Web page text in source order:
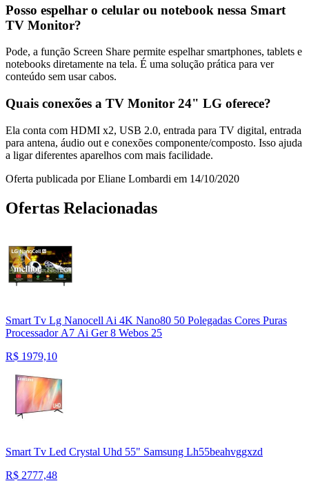
Posso espelhar o celular ou notebook nessa Smart
TV Monitor?
Pode, a função Screen Share permite espelhar smartphones, tablets e
notebooks diretamente na tela. É uma solução prática para ver
conteúdo sem usar cabos.
Quais conexões a TV Monitor 24" LG oferece?
Ela conta com HDMI x2, USB 2.0, entrada para TV digital, entrada
para antena, áudio out e conexões componente/composto. Isso ajuda
a ligar diferentes aparelhos com mais facilidade.
Oferta publicada por Eliane Lombardi em 14/10/2020
Ofertas Relacionadas
Smart Tv Lg Nanocell Ai 4K Nano80 50 Polegadas Cores Puras
Processador Α7 Ai Ger 8 Webos 25
R$ 1979,10
Smart Tv Led Crystal Uhd 55" Samsung Lh55beahvggxzd
R$ 2777,48